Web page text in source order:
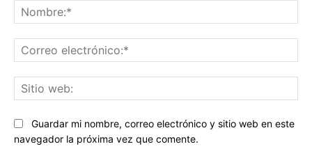
Guardar mi nombre, correo electrónico y sitio web en este
navegador la próxima vez que comente.